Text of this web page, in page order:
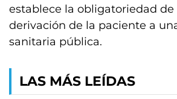
establece la obligatoriedad de
derivación de la paciente a
sanitaria pública.
LAS MÁS LEÍDAS